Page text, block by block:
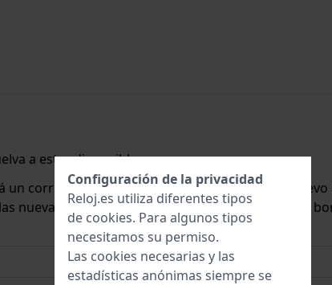
a estar disponible.
un correo electrónico cuando lo tengamos de
nuevas existencias. Inmediatamente después, la
Configuración de la privacidad
Reloj.es utiliza diferentes tipos
de cookies. Para algunos tipos
necesitamos su permiso.
Las cookies necesarias y las
estadísticas anónimas siempre se